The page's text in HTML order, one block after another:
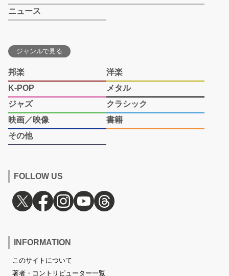
ニュース
ジャンルで見る
邦楽
洋楽
K-POP
メタル
ジャズ
クラシック
映画／映像
書籍
その他
FOLLOW US
INFORMATION
このサイトについて
著者・コントリビューター一覧